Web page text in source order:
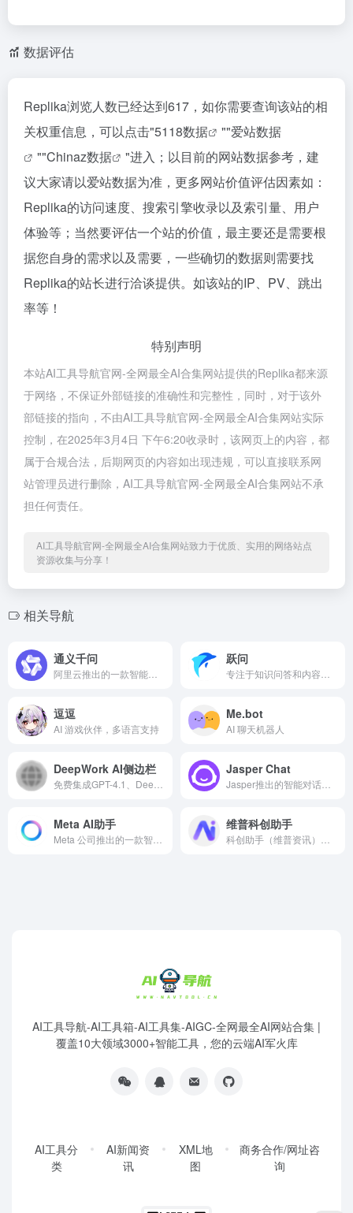
数据评估
Replika浏览人数已经达到617，如你需要查询该站的相
关权重信息，可以点击"5118数据 ""爱站数据
""Chinaz数据
"进入；以目前的网站数据参考，建
议大家请以爱站数据为准，更多网站价值评估因素如：
Replika的访问速度、搜索引擎收录以及索引量、用户
体验等；当然要评估一个站的价值，最主要还是需要根
据您自身的需求以及需要，一些确切的数据则需要找
Replika的站长进行洽谈提供。如该站的IP、PV、跳出
率等！
特别声明
本站AI工具导航官网-全网最全AI合集网站提供的Replika都来源
于网络，不保证外部链接的准确性和完整性，同时，对于该外
部链接的指向，不由AI工具导航官网-全网最全AI合集网站实际
控制，在2025年3月4日 下午6:20收录时，该网页上的内容，都
属于合规合法，后期网页的内容如出现违规，可以直接联系网
站管理员进行删除，AI工具导航官网-全网最全AI合集网站不承
担任何责任。
AI工具导航官网-全网最全AI合集网站致力于优质、实用的网络站点
资源收集与分享！
相关导航
通义千问 跃问
逗逗
AI 游戏伙伴，多语言支持
Me.bot
AI 聊天机器人
DeepWork AI侧边栏 Jasper Chat
Meta AI助手 维普科创助手
AI工具导航-AI工具箱-AI工具集-AIGC-全网最全AI网站合集 |
覆盖10大领域3000+智能工具，您的云端AI军火库
AI工具分
类
AI新闻资
讯
XML地
图
商务合作/网址咨
询